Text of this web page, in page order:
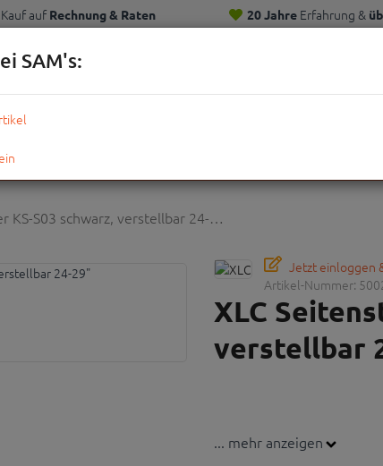
Kauf auf Rechnung & Raten 20 JahreErfahrung &
Kunden
KS-S03 schwarz, verstellbar 24-…
Jetzt einloggen
Artikel-Nummer:
XLC
verstellbar
... mehr anzeigen
SAM's: